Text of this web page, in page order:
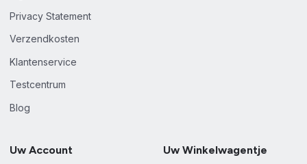
Privacy Statement
Verzendkosten
Klantenservice
Testcentrum
Blog
Uw Account Uw Winkelwagentje